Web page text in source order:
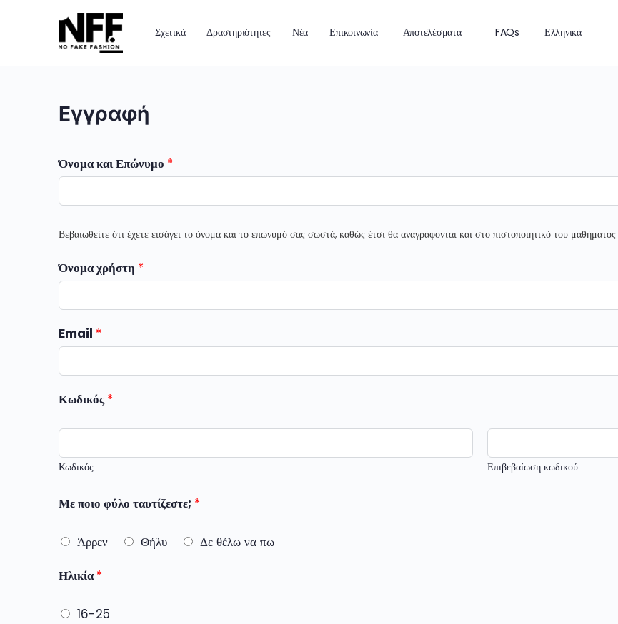
Σχετικά Δραστηριότητες Νέα Επικοινωνία Αποτελέσματα FAQs Ελληνικά
Εγγραφή
Όνομα και Επώνυμο *
Βεβαιωθείτε ότι έχετε εισάγει το όνομα και το επώνυμό σας σωστά, καθώς έτσι θα αναγράφονται και στο πιστοποιητικό του μαθήματος.
Όνομα χρήστη *
Email *
Κωδικός*
Κωδικός Επιβεβαίωση κωδικού
Με ποιο φύλο ταυτίζεστε; *
Άρρεν Θήλυ
Δε θέλω να πω
Ηλικία*
16-25